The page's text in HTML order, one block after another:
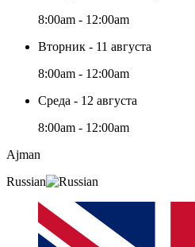
8:00am - 12:00am
Вторник - 11 августа
8:00am - 12:00am
Среда - 12 августа
8:00am - 12:00am
Ajman
Russian